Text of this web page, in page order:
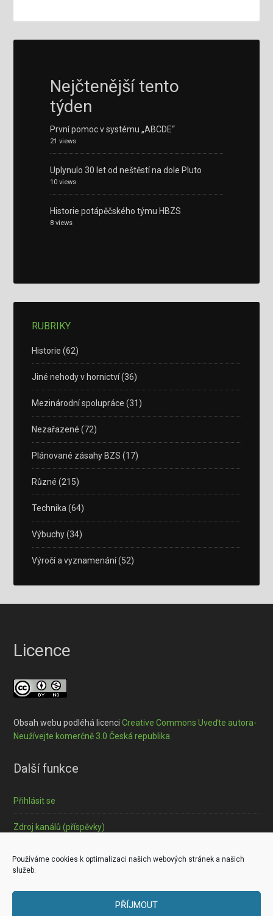
Používáme cookies k optimalizaci našich webových stránek a našich
služeb.
PŘÍJMOUT
Nejčtenější tento
týden
První pomoc v systému „ABCDE“
21 views
Uplynulo 30 let od neštěstí na dole Pluto
10 views
Historie potápěčského týmu HBZS
8 views
RUBRIKY
Historie (62)
Jiné nehody v hornictví(36)
Mezinárodní spolupráce (31)
Nezařazené (72)
Plánované zásahy BZS (17)
Různé (215)
Technika (64)
Výbuchy(34)
Výročí a vyznamenání(52)
Licence
Obsah webu podléhá licenciCreative Commons Uveďte autora-
Neužívejte komerčně 3.0 Česká republika
Další funkce
Přihlásit se
Zdroj kanálů (příspěvky)